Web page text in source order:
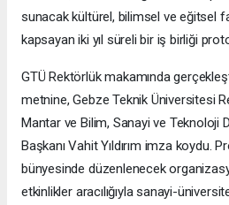
sunacak kültürel, bilimsel ve eğitsel
kapsayan iki yıl süreli bir iş birliği
GTÜ Rektörlük makamında
metnine, Gebze Teknik Üniversitesi
Mantar ve Bilim, Sanayi ve Teknoloji
Başkanı Vahit Yıldırım imza koydu.
bünyesinde düzenlenecek
etkinlikler aracılığıyla sanayi-